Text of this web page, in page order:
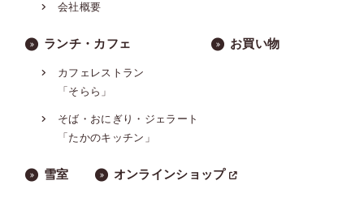
会社概要
ランチ・カフェ
カフェレストラン
「そらら」
そば・おにぎり・ジェラート
「たかのキッチン」
お買い物
雪室 オンラインショップ